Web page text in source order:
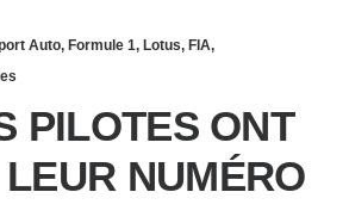
Auto, Formule 1, Lotus, FIA,
PILOTES ONT
NUMÉRO